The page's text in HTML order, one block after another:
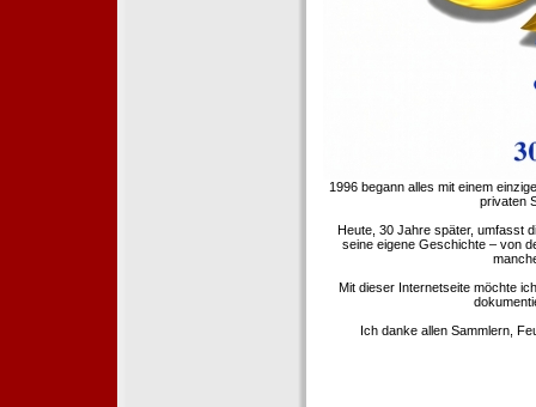
1996 begann alles mit einem
privaten
Heute, 30 Jahre später, umfasst
seine eigene Geschichte – von
Mit dieser Internetseite möchte
Ich danke allen Sammlern,